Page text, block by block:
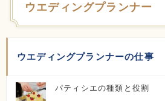
仙台総合ビジネス公務員専門学校
宮城県仙台市青葉区本町1-15-1
初年度学費：100万円～150万円
仙台ヘアメイク専門学校
ウエディングプランナー
ウエディングプランナーの仕事
パティシエの種類と役割